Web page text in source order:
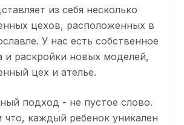
из себя несколько
цехов, расположенных в
У нас есть собственное
и раскройки новых моделей,
цех и ателье.
подход - не пустое слово.
каждый ребенок уникален